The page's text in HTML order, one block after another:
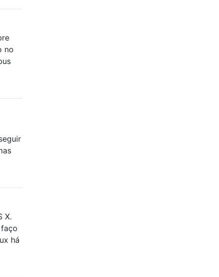
no
X.
há